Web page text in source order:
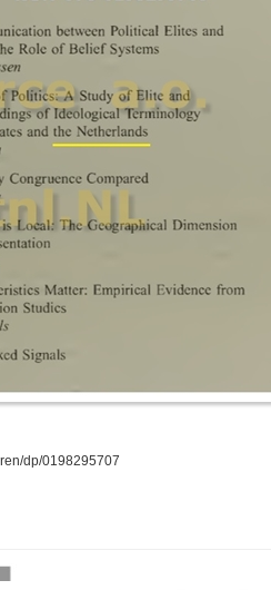
dp/0198295707